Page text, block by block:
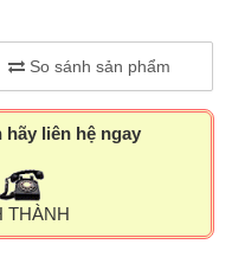
So sánh sản phẩm
liên hệ ngay
THÀNH